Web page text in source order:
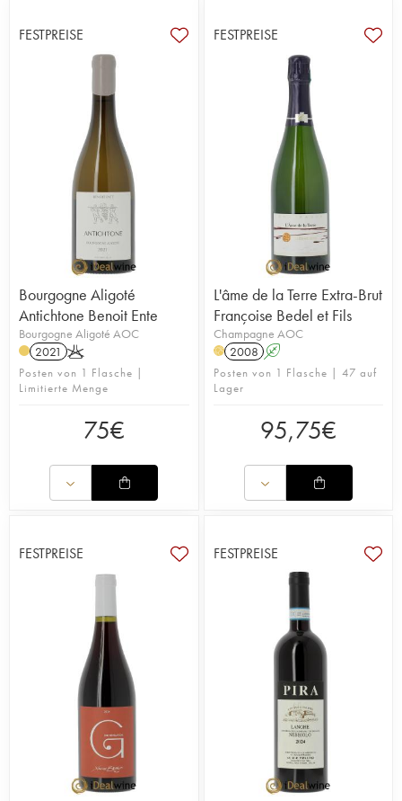
FESTPREISE
Bourgogne Aligoté
Antichtone Benoit Ente
Bourgogne Aligoté AOC
2021 K
Posten von 1 Flasche |
Limitierte Menge
75€
FESTPREISE
L'âme de la Terre Extra-Brut
Françoise Bedel et Fils
Champagne AOC
H 2008 A
Posten von 1 Flasche | 47 auf
Lager
95,75€
FESTPREISE FESTPREISE